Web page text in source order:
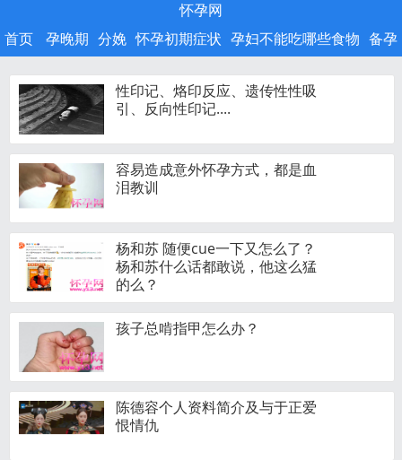
怀孕网
首页
孕晚期 分娩 怀孕初期症状 孕妇不能吃哪些食物 备孕
性印记、烙印反应、遗传性性吸
引、反向性印记....
容易造成意外怀孕方式，都是血
泪教训
杨和苏 随便cue一下又怎么了？
杨和苏什么话都敢说，他这么猛
的么？
孩子总啃指甲怎么办？
陈德容个人资料简介及与于正爱
恨情仇